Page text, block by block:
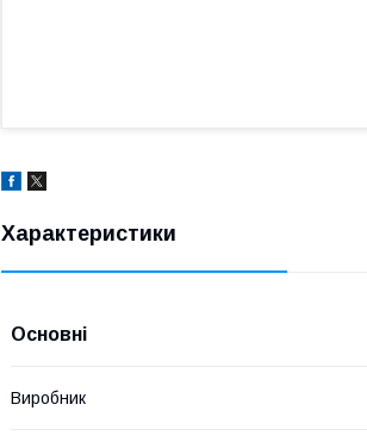
Характеристики
Основні
Виробник